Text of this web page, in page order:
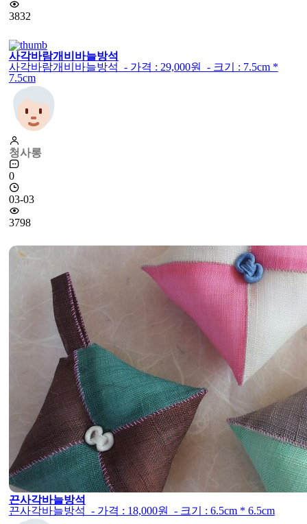
3832
사각바람개비바늘방석
사각바람개비바늘방석 - 가격 : 29,000원 - 크기 : 7.5cm *
7.5cm
청사롱
0
03-03
3798
끈사각바늘방석
끈사각바늘방석 - 가격 : 18,000원 - 크기 : 6.5cm * 6.5cm